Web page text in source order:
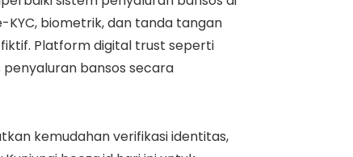
KYC, biometrik, dan tanda tangan
Platform digital trust seperti
bansos secara
kemudahan verifikasi identitas,